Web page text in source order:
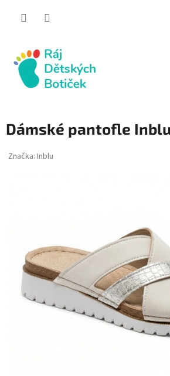
Dámské pantofle
Značka: Inblu